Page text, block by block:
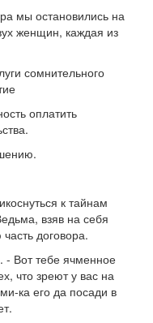
мы остановились на
женщин, каждая из
сомнительного
оплатить
к тайнам
взяв на себя
договора.
- Вот тебе ячменное
что зреют у вас на
ка его да посади в